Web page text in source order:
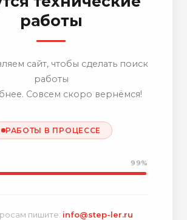
работы
сайт, чтобы сделать поиск
работы
Совсем скоро вернёмся!
РАБОТЫ В ПРОЦЕССЕ
99%
пишите: info@step-ler.ru